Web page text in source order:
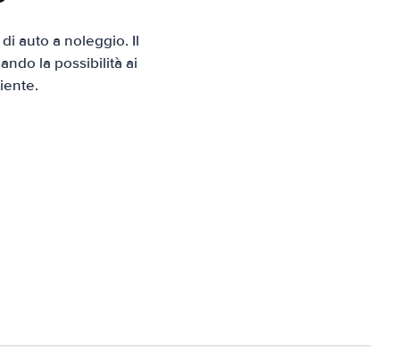
auto a noleggio. Il
la possibilità ai